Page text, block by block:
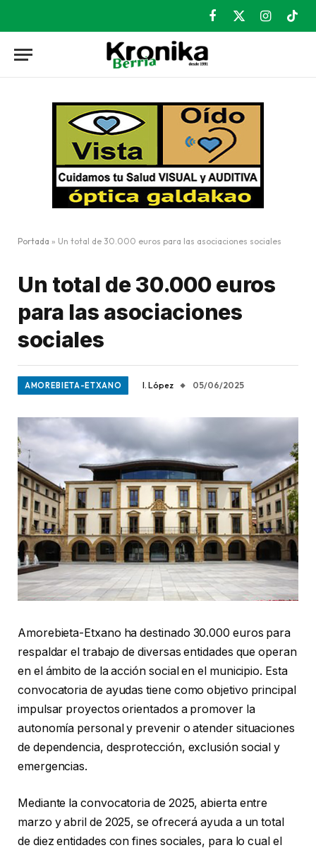
Facebook
X
Instagram
Portada » Un total de 30.000 euros para las asociaciones sociales
Un total de 30.000 euros
para las asociaciones
sociales
AMOREBIETA-ETXANO I. López 05/06/2025
Amorebieta-Etxano ha destinado 30.000 euros para
respaldar el trabajo de diversas entidades que operan
en el ámbito de la acción social en el municipio. Esta
convocatoria de ayudas tiene como objetivo principal
impulsar proyectos orientados a promover la
autonomía personal y prevenir o atender situaciones
de dependencia, desprotección, exclusión social y
emergencias.
Mediante la convocatoria de 2025, abierta entre
marzo y abril de 2025, se ofrecerá ayuda a un total
de diez entidades con fines sociales, para lo cual el